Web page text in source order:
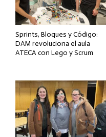
Sprints, Bloques y Código:
DAM revoluciona el aula
ATECA con Lego y Scrum